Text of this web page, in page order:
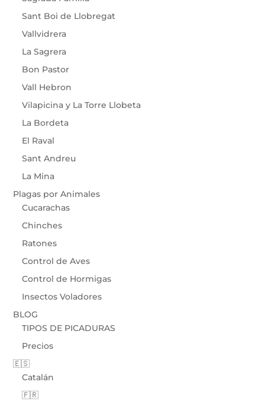
Sant Boi de Llobregat
Vallvidrera
La Sagrera
Bon Pastor
Vall Hebron
Vilapicina y La Torre Llobeta
La Bordeta
El Raval
Sant Andreu
La Mina
Plagas por Animales
Cucarachas
Chinches
Ratones
Control de Aves
Control de Hormigas
Insectos Voladores
BLOG
TIPOS DE PICADURAS
Precios
🇪🇸
Catalán
🇫🇷